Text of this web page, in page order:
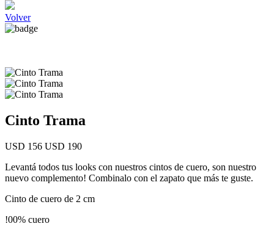
Volver
Cinto Trama
USD 156 USD 190
Levantá todos tus looks con nuestros cintos de cuero, son nuestro
nuevo complemento! Combinalo con el zapato que más te guste.
Cinto de cuero de 2 cm
!00% cuero